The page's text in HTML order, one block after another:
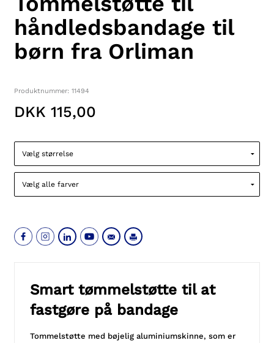
håndledsbandage til
børn fra Orliman
Produktnummer: 11494
DKK 115,00
Smart tømmelstøtte til at
fastgøre på bandage
Tommelstøtte med bøjelig aluminiumskinne, som er